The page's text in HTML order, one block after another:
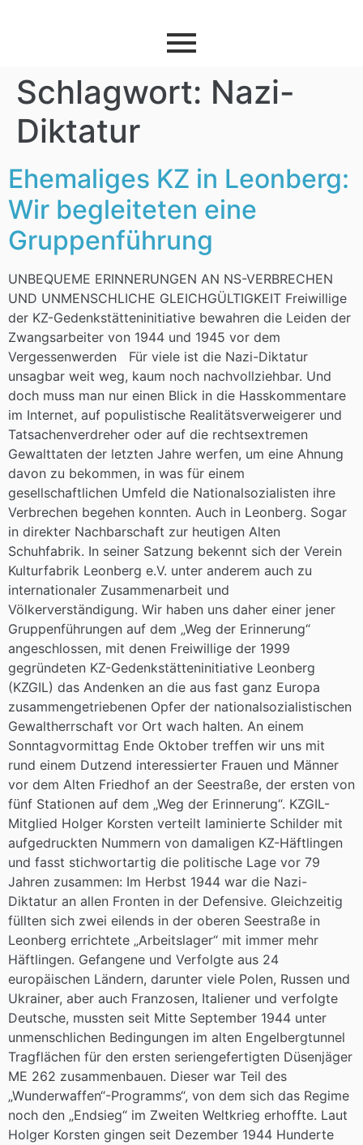
Schlagwort: Nazi-
Diktatur
Ehemaliges KZ in Leonberg:
Wir begleiteten eine
Gruppenführung
UNBEQUEME ERINNERUNGEN AN NS-VERBRECHEN
UND UNMENSCHLICHE GLEICHGÜLTIGKEIT Freiwillige
der KZ-Gedenkstätteninitiative bewahren die Leiden der
Zwangsarbeiter von 1944 und 1945 vor dem
Vergessenwerden Für viele ist die Nazi-Diktatur
unsagbar weit weg, kaum noch nachvollziehbar. Und
doch muss man nur einen Blick in die Hasskommentare
im Internet, auf populistische Realitätsverweigerer und
Tatsachenverdreher oder auf die rechtsextremen
Gewalttaten der letzten Jahre werfen, um eine Ahnung
davon zu bekommen, in was für einem
gesellschaftlichen Umfeld die Nationalsozialisten ihre
Verbrechen begehen konnten. Auch in Leonberg. Sogar
in direkter Nachbarschaft zur heutigen Alten
Schuhfabrik. In seiner Satzung bekennt sich der Verein
Kulturfabrik Leonberg e.V. unter anderem auch zu
internationaler Zusammenarbeit und
Völkerverständigung. Wir haben uns daher einer jener
Gruppenführungen auf dem „Weg der Erinnerung“
angeschlossen, mit denen Freiwillige der 1999
gegründeten KZ-Gedenkstätteninitiative Leonberg
(KZGIL) das Andenken an die aus fast ganz Europa
zusammengetriebenen Opfer der nationalsozialistischen
Gewaltherrschaft vor Ort wach halten. An einem
Sonntagvormittag Ende Oktober treffen wir uns mit
rund einem Dutzend interessierter Frauen und Männer
vor dem Alten Friedhof an der Seestraße, der ersten von
fünf Stationen auf dem „Weg der Erinnerung“. KZGIL-
Mitglied Holger Korsten verteilt laminierte Schilder mit
aufgedruckten Nummern von damaligen KZ-Häftlingen
und fasst stichwortartig die politische Lage vor 79
Jahren zusammen: Im Herbst 1944 war die Nazi-
Diktatur an allen Fronten in der Defensive. Gleichzeitig
füllten sich zwei eilends in der oberen Seestraße in
Leonberg errichtete „Arbeitslager“ mit immer mehr
Häftlingen. Gefangene und Verfolgte aus 24
europäischen Ländern, darunter viele Polen, Russen und
Ukrainer, aber auch Franzosen, Italiener und verfolgte
Deutsche, mussten seit Mitte September 1944 unter
unmenschlichen Bedingungen im alten Engelbergtunnel
Tragflächen für den ersten seriengefertigten Düsenjäger
ME 262 zusammenbauen. Dieser war Teil des
„Wunderwaffen“-Programms“, von dem sich das Regime
noch den „Endsieg“ im Zweiten Weltkrieg erhoffte. Laut
Holger Korsten gingen seit Dezember 1944 Hunderte